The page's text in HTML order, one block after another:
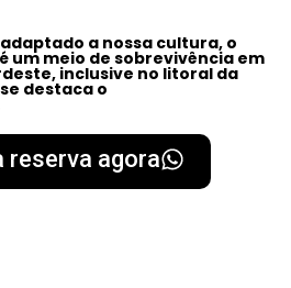
a nossa cultura, o
um meio de sobrevivência em
inclusive no litoral da
destaca o
reserva agora